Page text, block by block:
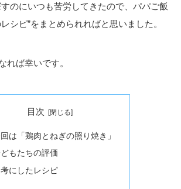
すのにいつも苦労してきたので、パパご飯
シピ”をまとめられればと思いました。
れば幸いです。
目次
は「鶏肉とねぎの照り焼き」
もたちの評価
にしたレシピ